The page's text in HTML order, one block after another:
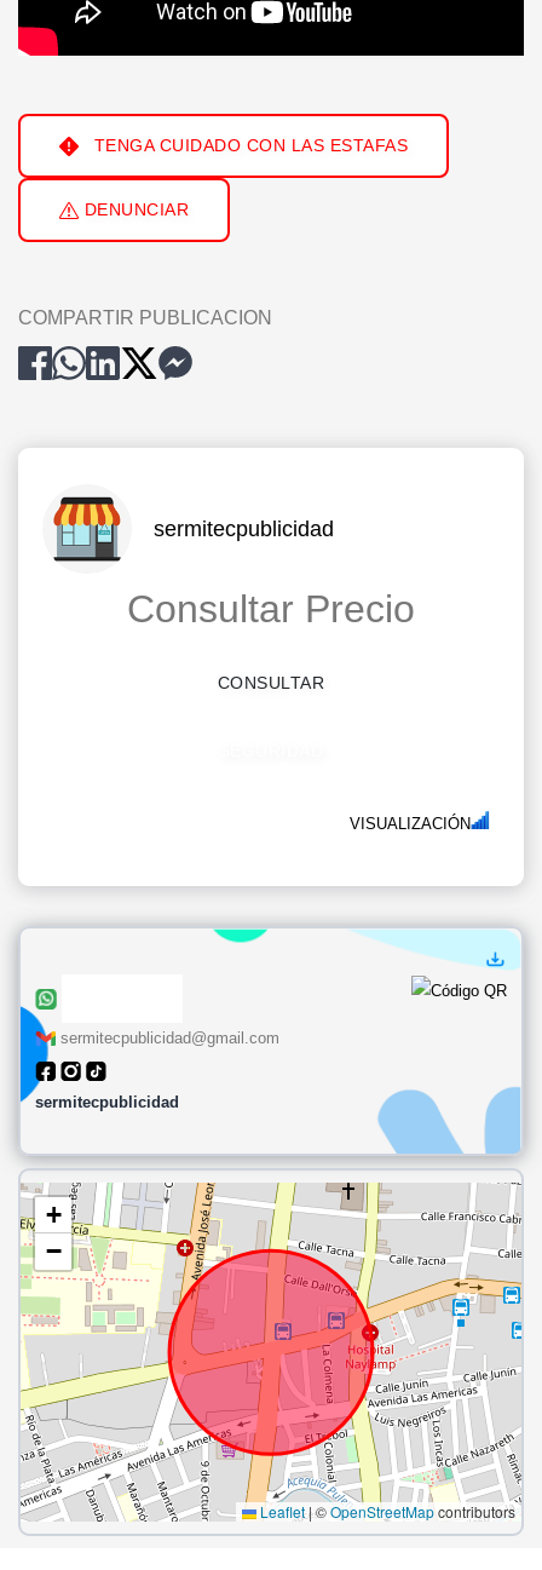
TENGA CUIDADO CON LAS ESTAFAS
DENUNCIAR
COMPARTIR PUBLICACION
sermitecpublicidad
Consultar Precio
CONSULTAR
VISUALIZACIÓN
sermitecpublicidad@gmail.com
sermitecpublicidad
+
−
Leaflet|©OpenStreetMapcontributors